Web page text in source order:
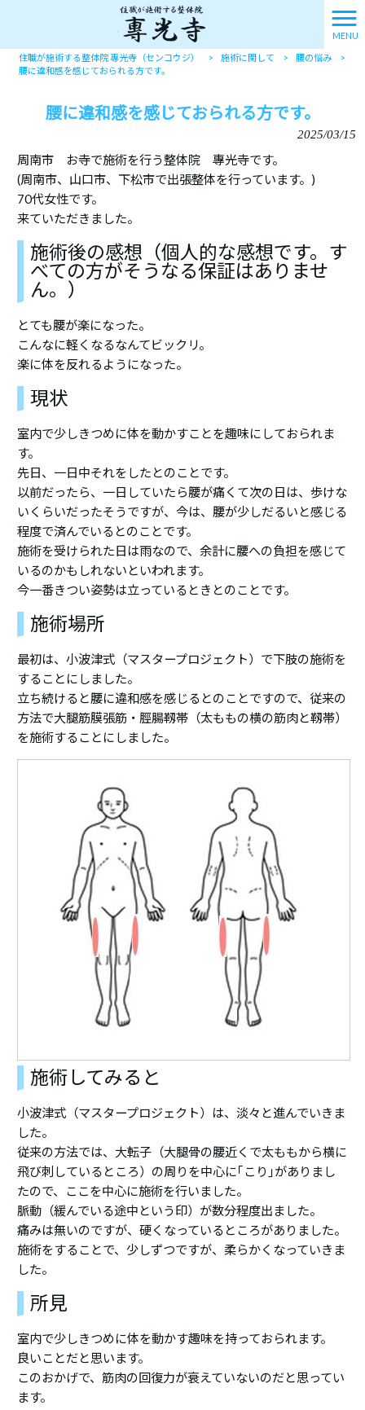
MENU
住職が施術する整体院 專光寺（センコウジ） > 施術に関して > 腰の悩み
>
腰に違和感を感じておられる方です。
腰に違和感を感じておられる方です。
2025/03/15
周南市 お寺で施術を行う整体院 專光寺です。
(周南市、山口市、下松市で出張整体を行っています。)
70代女性です。
来ていただきました。
施術後の感想（個人的な感想です。す
べての方がそうなる保証はありませ
ん。）
とても腰が楽になった。
こんなに軽くなるなんてビックリ。
楽に体を反れるようになった。
現状
室内で少しきつめに体を動かすことを趣味にしておられま
す。
先日、一日中それをしたとのことです。
以前だったら、一日していたら腰が痛くて次の日は、歩けな
いくらいだったそうですが、今は、腰が少しだるいと感じる
程度で済んでいるとのことです。
施術を受けられた日は雨なので、余計に腰への負担を感じて
いるのかもしれないといわれます。
今一番きつい姿勢は立っているときとのことです。
施術場所
最初は、小波津式（マスタープロジェクト）で下肢の施術を
することにしました。
立ち続けると腰に違和感を感じるとのことですので、従来の
方法で大腿筋膜張筋・脛腸靱帯（太ももの横の筋肉と靱帯）
を施術することにしました。
施術してみると
小波津式（マスタープロジェクト）は、淡々と進んでいきま
した。
従来の方法では、大転子（大腿骨の腰近くで太ももから横に
飛び刺しているところ）の周りを中心に｢こり｣がありまし
たので、ここを中心に施術を行いました。
脈動（緩んでいる途中という印）が数分程度出ました。
痛みは無いのですが、硬くなっているところがありました。
施術をすることで、少しずつですが、柔らかくなっていきま
した。
所見
室内で少しきつめに体を動かす趣味を持っておられます。
良いことだと思います。
このおかげで、筋肉の回復力が衰えていないのだと思ってい
ます。